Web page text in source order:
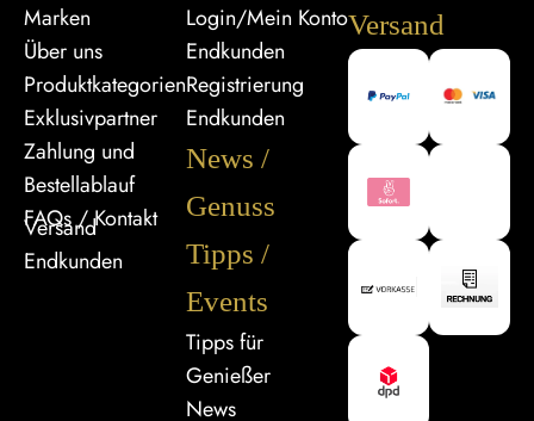
Marken
Über uns
Produktkategorien
Exklusivpartner
Zahlung und
Bestellablauf
FAQs / Kontakt
Versand
Endkunden
Login/Mein Konto
Endkunden
Registrierung
Endkunden
News /
Genuss
Tipps /
Events
Tipps für
Genießer
News
Versand